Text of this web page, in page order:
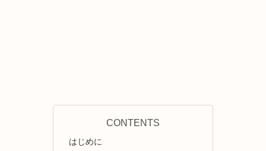
CONTENTS
はじめに